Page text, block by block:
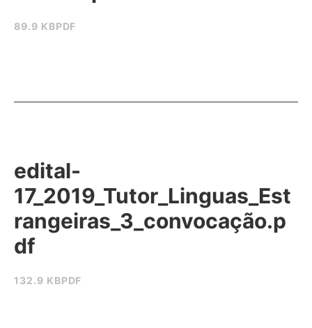
89.9 KBPDF
132.9 KBPDF
edital-
17_2019_Tutor_Linguas_Est
rangeiras_3_convocação.p
df